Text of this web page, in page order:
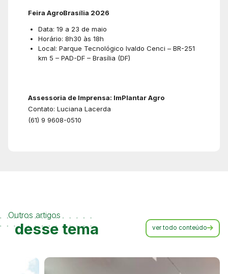
Feira AgroBrasília 2026
Data: 19 a 23 de maio
Horário: 8h30 às 18h
Local: Parque Tecnológico Ivaldo Cenci – BR-251
km 5 – PAD-DF – Brasília (DF)
Assessoria de Imprensa: ImPlantar Agro
Contato: Luciana Lacerda
(61) 9 9608-0510
Outros artigos
desse tema ver todo conteúdo